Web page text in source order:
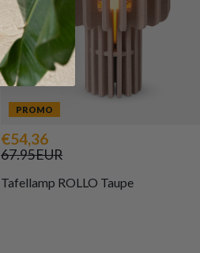
PROMO
€54,36
67.95EUR
Tafellamp ROLLO Taupe